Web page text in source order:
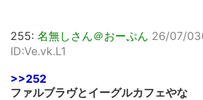
255: 名無しさん＠おーぷん 26/07/
ID:Ve.vk.L1
>>252
ファルブラヴとイーグルカフェやな